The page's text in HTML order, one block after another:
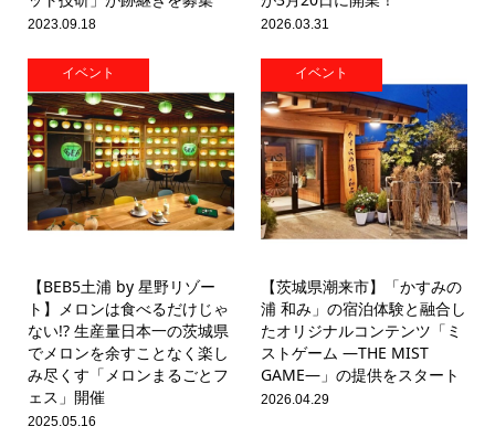
2023.09.18 2026.03.31
イベント
【BEB5土浦 by 星野リゾー
ト】メロンは食べるだけじゃ
ない!? 生産量日本一の茨城県
でメロンを余すことなく楽し
み尽くす「メロンまるごとフ
ェス」開催
2025.05.16
イベント
【茨城県潮来市】「かすみの
浦 和み」の宿泊体験と融合し
たオリジナルコンテンツ「ミ
ストゲーム ―THE MIST
GAME―」の提供をスタート
2026.04.29